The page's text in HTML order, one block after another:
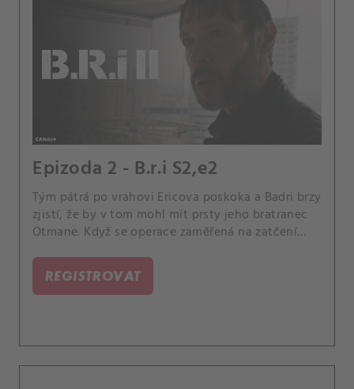
Epizoda 2 - B.r.i S2,e2
Tým pátrá po vrahovi Ericova poskoka a Badri brzy
zjistí, že by v tom mohl mít prsty jeho bratranec
Otmane. Když se operace zaměřená na zatčení
poprvé ve své kariéře někoho zabije.
REGISTROVAT